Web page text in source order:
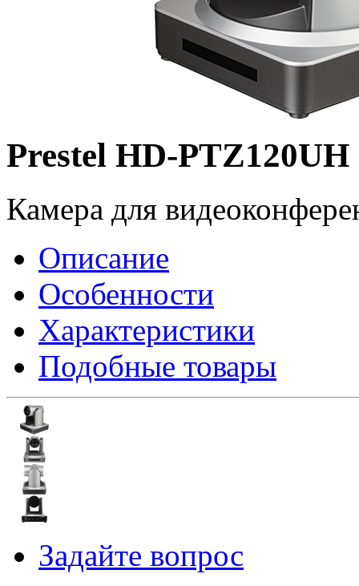
Prestel HD-PTZ120UH
Камера для
Описание
Особенности
Характеристики
Подобные товары
Задайте вопрос